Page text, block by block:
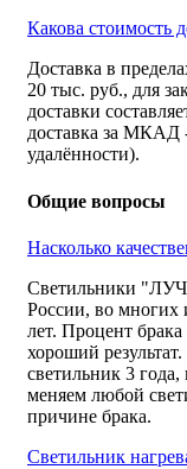
Какова стоимость
Доставка в
20 тыс. руб., для
доставки
доставка за МКАД
удалённости).
Общие вопросы
Насколько
Светильники
России, во многих
лет. Процент брака
хороший
светильник 3
меняем любой
причине брака.
Светильник